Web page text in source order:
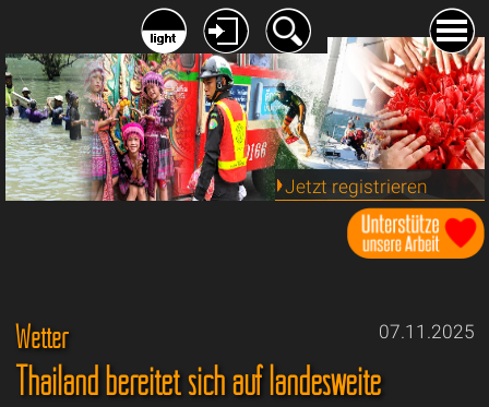
Jetzt registrieren
07.11.2025
Wetter
Thailand bereitet sich auf landesweite